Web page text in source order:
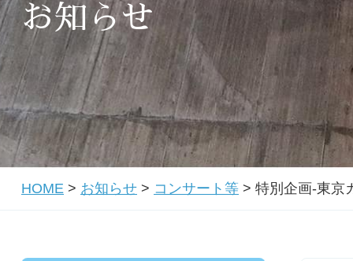
お知らせ
HOME > お知らせ > コンサート等 > 特別企画-東京